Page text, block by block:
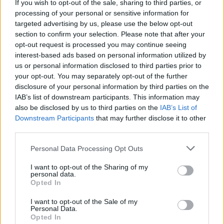
If you wish to opt-out of the sale, sharing to third parties, or
processing of your personal or sensitive information for
targeted advertising by us, please use the below opt-out
section to confirm your selection. Please note that after your
opt-out request is processed you may continue seeing
interest-based ads based on personal information utilized by
us or personal information disclosed to third parties prior to
your opt-out. You may separately opt-out of the further
disclosure of your personal information by third parties on the
IAB’s list of downstream participants. This information may
also be disclosed by us to third parties on the IAB’s List of
Downstream Participants that may further disclose it to other
Personal Data Processing Opt Outs
I want to opt-out of the Sharing of my
personal data.
Opted In
I want to opt-out of the Sale of my
Personal Data.
Opted In
Resumen de datos de la ruta entre Lugo y
Santander+cantabria
Tipo de
combustible
Precio
por litro
Gasto
5l/100km
Gasto
7l/100km
Gasto
10l/100km
Gasolina 95
0,00€ 24l.-
0,00€
33l. -
0,00€
48l. - 0,00€
Gasolina 98 0,00€ 24l.-
0,00€
33l. -
0,00€
48l.- 0,00€
Gasoil 0,00€ 24l.-
0,00€
33l.-
0,00€
48l.- 0,00€
0,00€
0,00€
Actualmente no hay incidencias de tráfico cerca de